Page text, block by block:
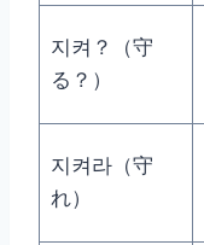
지켜？（守
る？）
지켜라（守
れ）